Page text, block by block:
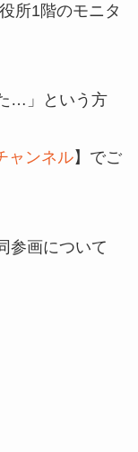
所1階のモニタ
…」という方
ャンネル】でご
参画について